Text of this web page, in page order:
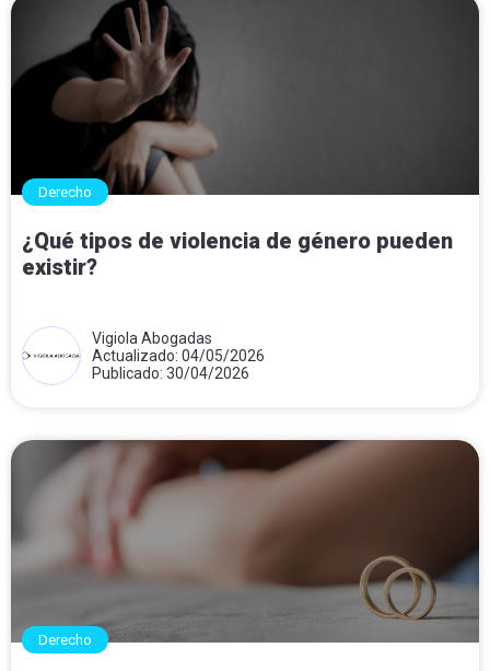
Derecho
¿Qué tipos de violencia de género pueden
existir?
Vigiola Abogadas
Actualizado: 04/05/2026
Publicado: 30/04/2026
Derecho